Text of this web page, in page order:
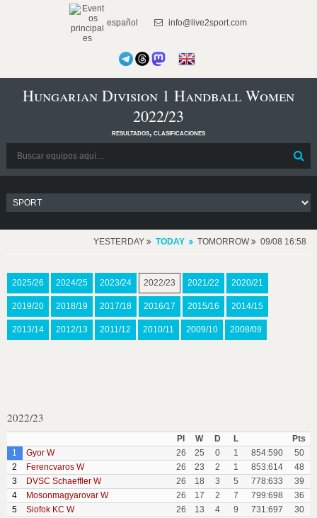
español info@live2sport.com
Hungarian Division 1 Handball Women
2022/23
resultados, clasificaciones
YESTERDAY TODAY TOMORROW 09/08 16:58
2025/26 2024/25 2023/24 2022/23 2021/22 2020/21
2019/20 2018/19 2017/18 2016/17 2015/16 2014/15
2013/14 2012/13 2011/12 2010/11 2009/10 2008/09
2022/23
Pl W D L
Pts
1
Gyor W 26 25 0 1 854:590
50
2
Ferencvaros W 26 23 2 1 853:614
48
3
DVSC Schaeffler W 26 18 3 5 778:633
39
4
Mosonmagyarovar W 26 17 2 7 799:698
36
5
Siofok KC W 26 13 4 9 731:697
30